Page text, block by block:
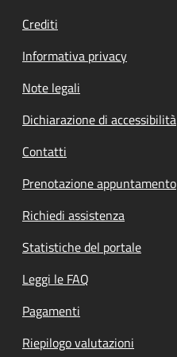
Crediti
Informativa privacy
Note legali
Dichiarazione di accessibilità
Contatti
Prenotazione appuntamento
Richiedi assistenza
Statistiche del portale
Leggi le FAQ
Pagamenti
Riepilogo valutazioni